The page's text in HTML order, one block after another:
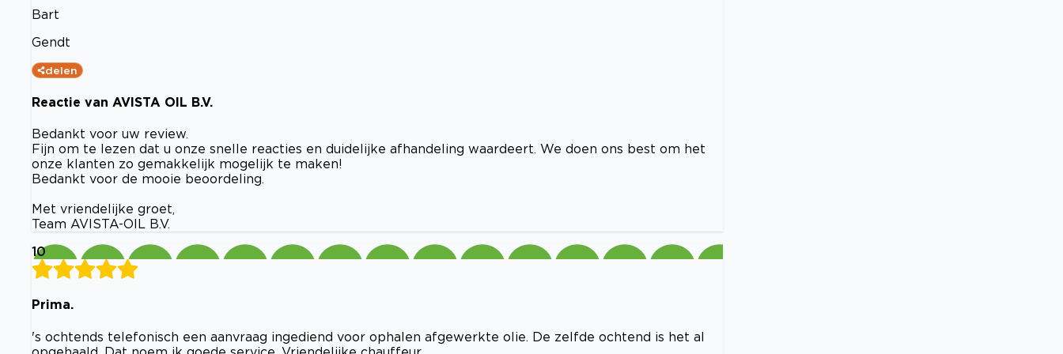
Bart
Gendt
delen
Reactie van AVISTA OIL B.V.
Bedankt voor uw review.
Fijn om te lezen dat u onze snelle reacties en duidelijke afhandeling waardeert. We doen ons best om het
onze klanten zo gemakkelijk mogelijk te maken!
Bedankt voor de mooie beoordeling.
Met vriendelijke groet,
Team AVISTA-OIL B.V.
10
Prima.
's ochtends telefonisch een aanvraag ingediend voor ophalen afgewerkte olie. De zelfde ochtend is het al